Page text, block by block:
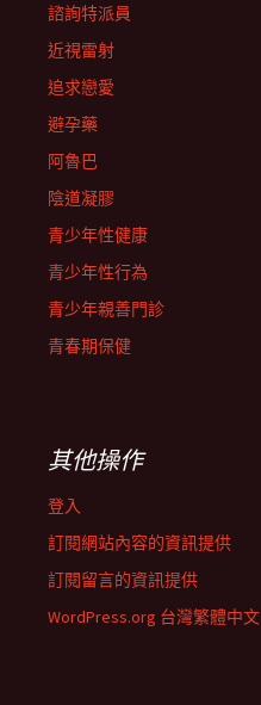
諮詢特派員
近視雷射
追求戀愛
避孕藥
阿魯巴
陰道凝膠
青少年性健康
青少年性行為
青少年親善門診
青春期保健
其他操作
登入
訂閱網站內容的資訊提供
訂閱留言的資訊提供
WordPress.org 台灣繁體中文